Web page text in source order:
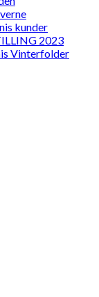
kunder
2023
Vinterfolder